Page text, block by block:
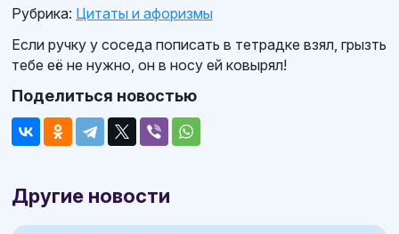
Рубрика: Цитаты и афоризмы
Если ручку у соседа пописать в тетрадке взял, грызть
тебе её не нужно, он в носу ей ковырял!
Поделиться новостью
Другие новости